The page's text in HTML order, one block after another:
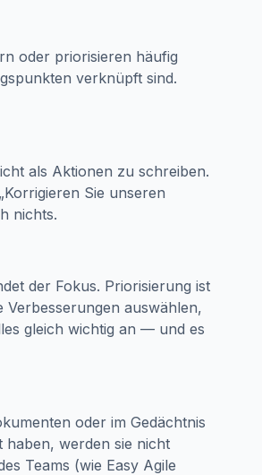
oder priorisieren häufig
verknüpft sind.
als Aktionen zu schreiben.
Sie unseren
nichts.
der Fokus. Priorisierung ist
Verbesserungen auswählen,
gleich wichtig an — und es
oder im Gedächtnis
werden sie nicht
Teams (wie Easy Agile